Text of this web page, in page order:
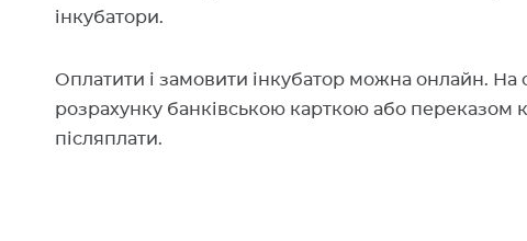
інкубатори.
Оплатити і замовити інкубатор можна онлайн. На
розрахунку банківською карткою або переказом
післяплати.